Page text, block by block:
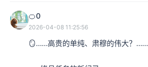
🍊0
2026-04-08 11:25:56
🪞……高贵的单纯、肃穆的伟大？……